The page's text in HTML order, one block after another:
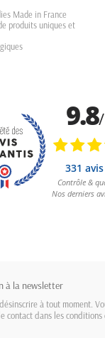
Made in France
produits uniques et
à la newsletter
à tout moment.
contact dans les